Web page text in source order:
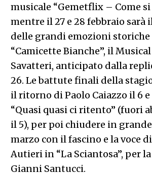
musicale “Gemetflix – Come si
mentre il 27 e 28 febbraio sarà
delle grandi emozioni storiche
“Camicette Bianche”, il
Savatteri, anticipato dalla
26. Le battute finali della
il ritorno di Paolo Caiazzo il 6 e
“Quasi quasi ci ritento” (fuori
il 5), per poi chiudere in
marzo con il fascino e la voce
Autieri in “La Sciantosa”, per
Gianni Santucci.